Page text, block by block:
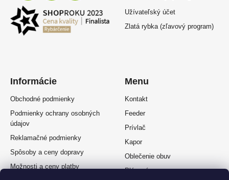
Informácie
Obchodné podmienky
Podmienky ochrany osobných
údajov
Reklamačné podmienky
Spôsoby a ceny dopravy
Možnosti a ceny platby
Užívateľský účet
Zlatá rybka (zľavový program)
Menu
Kontakt
Feeder
Prívlač
Kapor
Oblečenie obuv
Plávaná